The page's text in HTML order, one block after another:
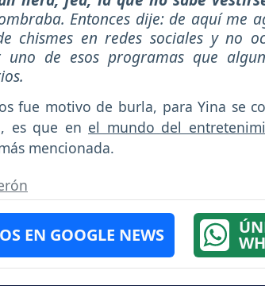
Entonces dije: de aquí me
chismes en redes sociales y no
uno de esos programas que
fue motivo de burla, para Yina se
es que en el mundo del
mencionada.
EN GOOGLE NEWS